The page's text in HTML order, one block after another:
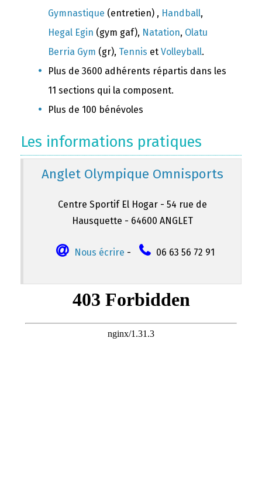
Gymnastique (entretien) , Handball,
Hegal Egin (gym gaf), Natation, Olatu
Berria Gym (gr), Tennis et Volleyball.
Plus de 3600 adhérents répartis dans les
11 sections qui la composent.
Plus de 100 bénévoles
Les informations pratiques
Anglet Olympique Omnisports
Centre Sportif El Hogar - 54 rue de
Hausquette - 64600 ANGLET
Nous écrire - 06 63 56 72 91